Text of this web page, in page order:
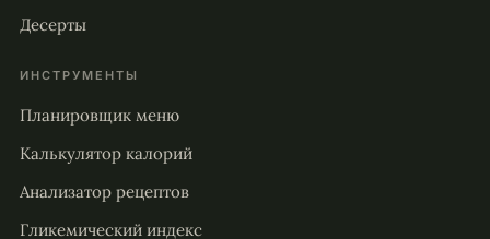
Десерты
ИНСТРУМЕНТЫ
Планировщик меню
Калькулятор калорий
Анализатор рецептов
Гликемический индекс